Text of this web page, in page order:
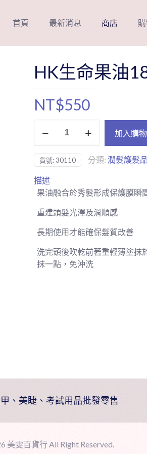
首頁 最新消息 商店
HK生命果油
NT$550
果
180mL
免
沖
數
量
加入購
貨號: 30110 分類: 潤髮護髮品
描述
果油融合於秀髮形成保護膜瞬
重建頭髮光澤及滑順感
長期使用才能確保髮質改善
洗完頭後吹乾前著重輕薄塗抹
抹一點，免沖洗
、美睫、考試用品批發零售
美雯百貨行 All Right Reserved.